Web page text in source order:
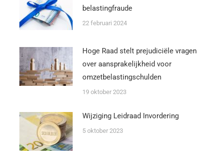
belastingfraude
22 februari 2024
Hoge Raad stelt prejudiciële vragen
over aansprakelijkheid voor
omzetbelastingschulden
19 oktober 2023
Wijziging Leidraad Invordering
5 oktober 2023